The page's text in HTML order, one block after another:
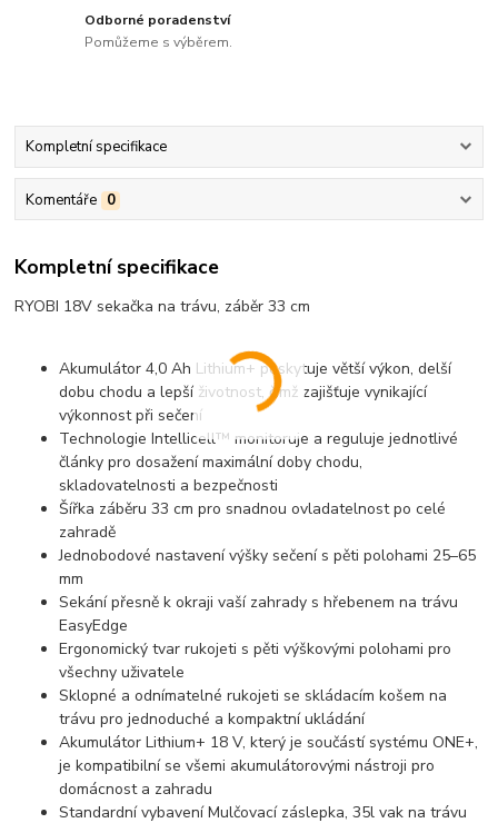
Odborné poradenství
Pomůžeme s výběrem.
Kompletní specifikace
Komentáře 0
Kompletní specifikace
RYOBI 18V sekačka na trávu, záběr 33 cm
Akumulátor 4,0 Ah Lithium+ poskytuje větší výkon, delší
dobu chodu a lepší životnost, čímž zajišťuje vynikající
výkonnost při sečení
Technologie Intellicell™ monitoruje a reguluje jednotlivé
články pro dosažení maximální doby chodu,
skladovatelnosti a bezpečnosti
Šířka záběru 33 cm pro snadnou ovladatelnost po celé
zahradě
Jednobodové nastavení výšky sečení s pěti polohami 25–65
mm
Sekání přesně k okraji vaší zahrady s hřebenem na trávu
EasyEdge
Ergonomický tvar rukojeti s pěti výškovými polohami pro
všechny uživatele
Sklopné a odnímatelné rukojeti se skládacím košem na
trávu pro jednoduché a kompaktní ukládání
Akumulátor Lithium+ 18 V, který je součástí systému ONE+,
je kompatibilní se všemi akumulátorovými nástroji pro
domácnost a zahradu
Standardní vybavení Mulčovací záslepka, 35l vak na trávu